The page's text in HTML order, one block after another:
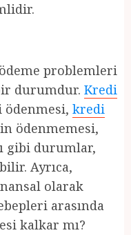
problemleri
durumdur. Kredi
ödenmesi, kredi
ödenmemesi,
gibi durumlar,
Ayrıca,
olarak
arasında
kalkar mı?